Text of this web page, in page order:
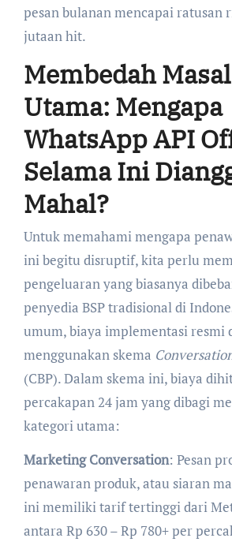
pesan bulanan mencapai ratusan
jutaan hit.
Membedah
Utama: Mengapa
WhatsApp API
Selama Ini
Mahal?
Untuk memahami mengapa
ini begitu disruptif, kita perlu
pengeluaran yang biasanya
penyedia BSP tradisional di
umum, biaya implementasi resmi
menggunakan skema
(CBP). Dalam skema ini, biaya
percakapan 24 jam yang dibagi
kategori utama:
Marketing Conversation: Pesan
penawaran produk, atau siaran
ini memiliki tarif tertinggi dari
antara Rp 630 – Rp 780+ per